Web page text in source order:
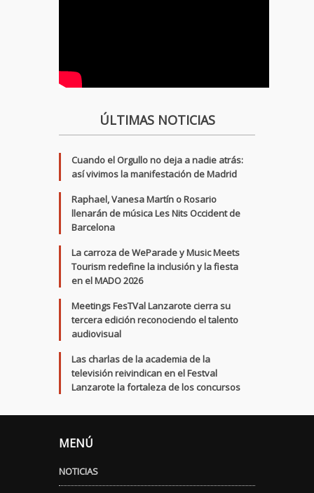
ÚLTIMAS NOTICIAS
Cuando el Orgullo no deja a nadie atrás:
así vivimos la manifestación de Madrid
Raphael, Vanesa Martín o Rosario
llenarán de música Les Nits Occident de
Barcelona
La carroza de WeParade y Music Meets
Tourism redefine la inclusión y la fiesta
en el MADO 2026
Meetings FesTVal Lanzarote cierra su
tercera edición reconociendo el talento
audiovisual
Las charlas de la academia de la
televisión reivindican en el Festval
Lanzarote la fortaleza de los concursos
MENÚ
NOTICIAS